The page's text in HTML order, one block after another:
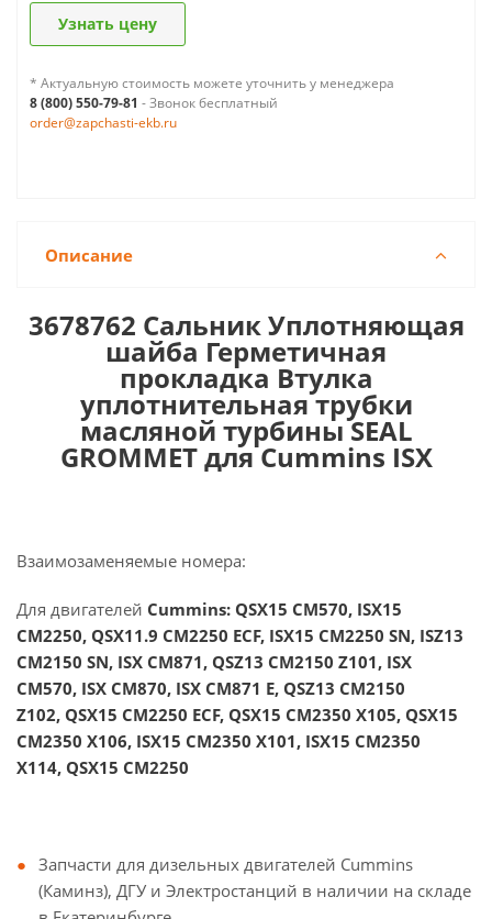
Узнать цену
* Актуальную стоимость можете уточнить у менеджера
8 (800) 550-79-81 - Звонок бесплатный
order@zapchasti-ekb.ru
Описание
3678762 СальникУплотняющая
шайба Герметичная
прокладка Втулка
уплотнительная трубки
масляной турбины SEAL
GROMMET для Cummins ISX
Взаимозаменяемые номера:
Для двигателей Cummins: QSX15 CM570, ISX15
CM2250, QSX11.9 CM2250 ECF, ISX15 CM2250 SN, ISZ13
CM2150 SN, ISX CM871, QSZ13 CM2150 Z101, ISX
CM570, ISX CM870, ISX CM871 E, QSZ13 CM2150
Z102, QSX15 CM2250 ECF, QSX15 CM2350 X105, QSX15
CM2350 X106, ISX15 CM2350 X101, ISX15 CM2350
X114, QSX15 CM2250
Запчасти для дизельных двигателей Cummins
(Каминз), ДГУ и Электростанций в наличии на складе